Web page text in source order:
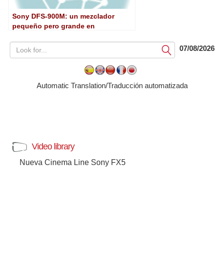
Sony DFS-900M: un mezclador
pequeño pero grande en
Submit07/08/2026
Automatic Translation/Traducción automatizada
Video library
Nueva Cinema Line Sony FX5